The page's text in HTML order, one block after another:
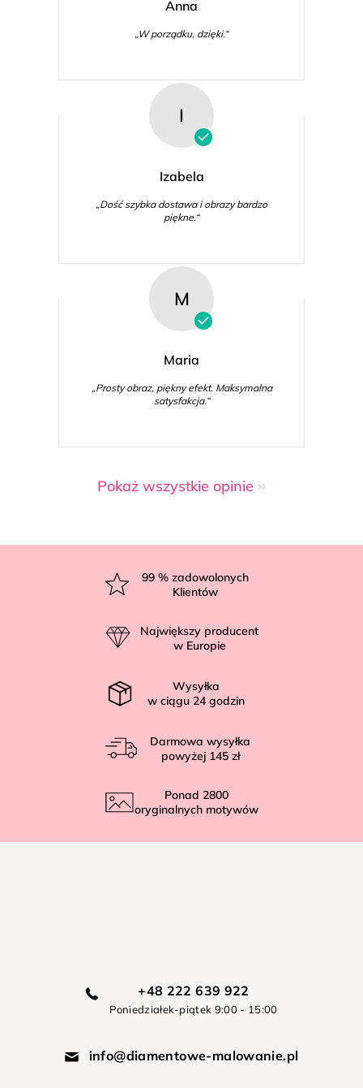
Anna
„W porządku, dzięki.“
I
Izabela
„Dość szybka dostawa i obrazy bardzo
piękne.“
M
Maria
„Prosty obraz, piękny efekt. Maksymalna
satysfakcja.“
Pokaż wszystkie opinie
99 % zadowolonych
Klientów
Największy producent
w Europie
Wysyłka
w ciągu 24 godzin
Darmowa wysyłka
powyżej 145 zł
Ponad 2800
oryginalnych motywów
+48 222 639 922
Poniedziałek-piątek 9:00 - 15:00
info@diamentowe-malowanie.pl